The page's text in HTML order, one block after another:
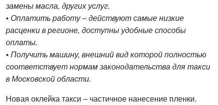
замены масла, других услуг.
• Оплатить работу – действуют самые низкие
расценки в регионе, доступны удобные способы
оплаты.
• Получить машину, внешний вид которой полностью
соответствует нормам законодательства для такси
в Московской области.
Новая оклейка такси – частичное нанесение пленки.